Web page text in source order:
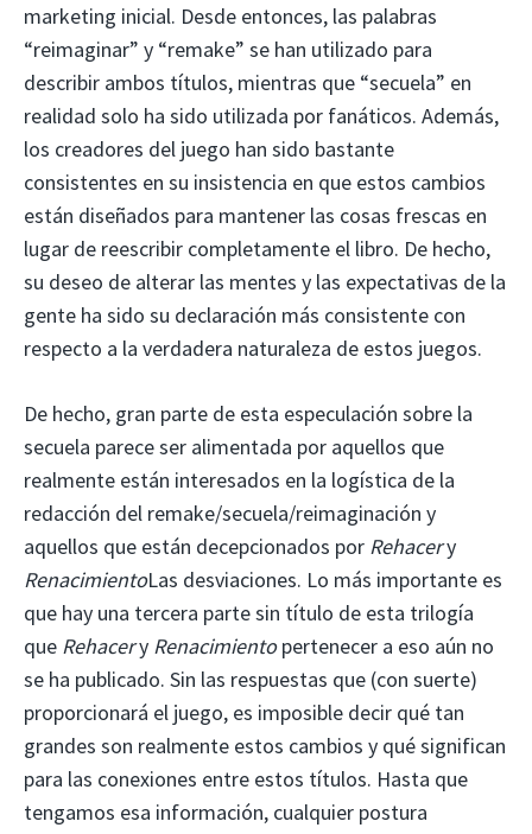
marketing inicial. Desde entonces, las palabras
“reimaginar” y “remake” se han utilizado para
describir ambos títulos, mientras que “secuela” en
realidad solo ha sido utilizada por fanáticos. Además,
los creadores del juego han sido bastante
consistentes en su insistencia en que estos cambios
están diseñados para mantener las cosas frescas en
lugar de reescribir completamente el libro. De hecho,
su deseo de alterar las mentes y las expectativas de la
gente ha sido su declaración más consistente con
respecto a la verdadera naturaleza de estos juegos.
De hecho, gran parte de esta especulación sobre la
secuela parece ser alimentada por aquellos que
realmente están interesados ​​en la logística de la
redacción del remake/secuela/reimaginación y
aquellos que están decepcionados por Rehacery
RenacimientoLas desviaciones. Lo más importante es
que hay una tercera parte sin título de esta trilogía
que Rehacery Renacimientopertenecer a eso aún no
se ha publicado. Sin las respuestas que (con suerte)
proporcionará el juego, es imposible decir qué tan
grandes son realmente estos cambios y qué significan
para las conexiones entre estos títulos. Hasta que
tengamos esa información, cualquier postura